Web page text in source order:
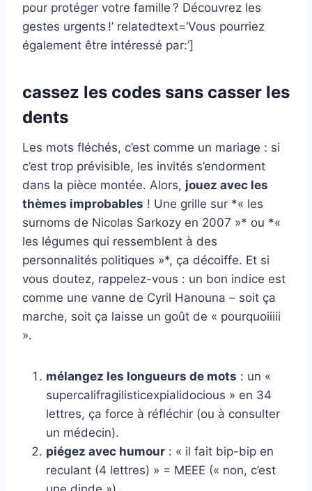
pour protéger votre famille ? Découvrez les
gestes urgents !’ relatedtext=’Vous pourriez
également être intéressé par:’]
cassez les codes sans casser les
dents
Les mots fléchés, c’est comme un mariage : si
c’est trop prévisible, les invités s’endorment
dans la pièce montée. Alors, jouez avec les
thèmes improbables ! Une grille sur *« les
surnoms de Nicolas Sarkozy en 2007 »* ou *«
les légumes qui ressemblent à des
personnalités politiques »*, ça décoiffe. Et si
vous doutez, rappelez-vous : un bon indice est
comme une vanne de Cyril Hanouna – soit ça
marche, soit ça laisse un goût de « pourquoiiiii
».
mélangez les longueurs de mots : un «
supercalifragilisticexpialidocious » en 34
lettres, ça force à réfléchir (ou à consulter
un médecin).
piégez avec humour : « il fait bip-bip en
reculant (4 lettres) » = MEEE (« non, c’est